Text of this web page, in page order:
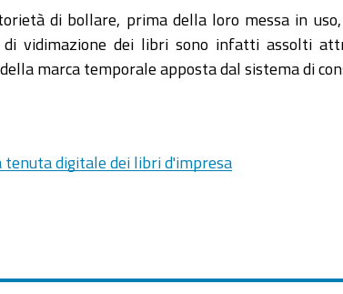
di bollare, prima della loro messa in
vidimazione dei libri sono infatti assolti
marca temporale apposta dal sistema di
tenuta digitale dei libri d'impresa